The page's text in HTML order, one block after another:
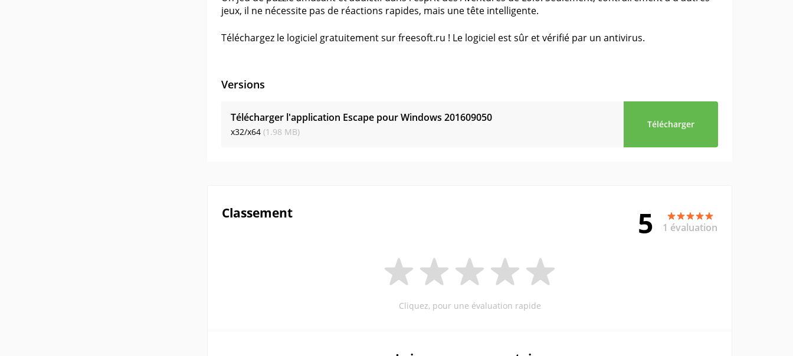
jeux, il ne nécessite pas de réactions rapides, mais une tête intelligente.
Téléchargez le logiciel gratuitement sur freesoft.ru ! Le logiciel est sûr et vérifié par un antivirus.
Versions
Télécharger l'application Escape pour Windows 201609050
x32/x64 (1.98 MB)
Télécharger
Classement 5 1 évaluation
Cliquez, pour une évaluation rapide